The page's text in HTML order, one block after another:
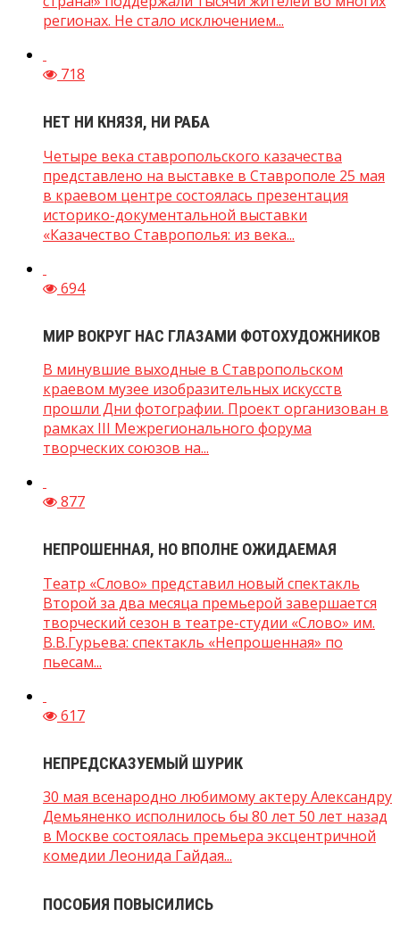
регионах. Не стало исключением...
718
НЕТ НИ КНЯЗЯ, НИ РАБА
Четыре века ставропольского казачества
представлено на выставке в Ставрополе 25 мая
в краевом центре состоялась презентация
историко-документальной выставки
«Казачество Ставрополья: из века...
694
МИР ВОКРУГ НАС ГЛАЗАМИ ФОТОХУДОЖНИКОВ
В минувшие выходные в Ставропольском
краевом музее изобразительных искусств
прошли Дни фотографии. Проект организован в
рамках III Межрегионального форума
творческих союзов на...
877
НЕПРОШЕННАЯ, НО ВПОЛНЕ ОЖИДАЕМАЯ
Театр «Слово» представил новый спектакль
Второй за два месяца премьерой завершается
творческий сезон в театре-студии «Слово» им.
В.В.Гурьева: спектакль «Непрошенная» по
пьесам...
617
НЕПРЕДСКАЗУЕМЫЙ ШУРИК
30 мая всенародно любимому актеру Александру
Демьяненко исполнилось бы 80 лет 50 лет назад
в Москве состоялась премьера эксцентричной
комедии Леонида Гайдая...
ПОСОБИЯ ПОВЫСИЛИСЬ